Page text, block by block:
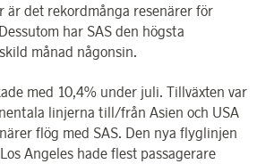
det rekordmånga resenärer för
har SAS den högsta
månad någonsin.
med 10,4% under juli. Tillväxten var
linjerna till/från Asien och USA
flög med SAS. Den nya flyglinjen
Angeles hade flest passagerare